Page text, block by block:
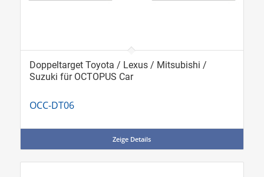
Doppeltarget Toyota / Lexus / Mitsubishi /
Suzuki für OCTOPUS Car
OCC-DT06
Zeige Details